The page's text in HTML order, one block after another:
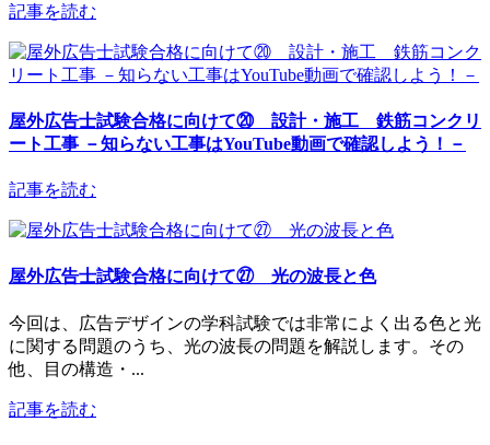
記事を読む
屋外広告士試験合格に向けて⑳ 設計・施工 鉄筋コンクリ
ート工事 －知らない工事はYouTube動画で確認しよう！－
記事を読む
屋外広告士試験合格に向けて㉗ 光の波長と色
今回は、広告デザインの学科試験では非常によく出る色と光
に関する問題のうち、光の波長の問題を解説します。その
他、目の構造・...
記事を読む